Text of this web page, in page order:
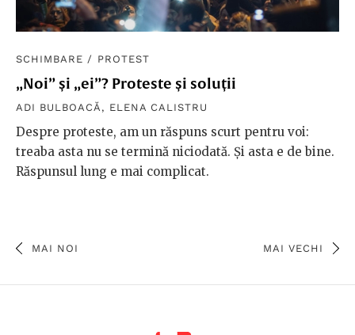
SCHIMBARE / PROTEST
„Noi” și „ei”? Proteste și soluții
ADI BULBOACĂ , ELENA CALISTRU
Despre proteste, am un răspuns scurt pentru voi:
treaba asta nu se termină niciodată. Și asta e de bine.
Răspunsul lung e mai complicat.
MAI NOI MAI VECHI